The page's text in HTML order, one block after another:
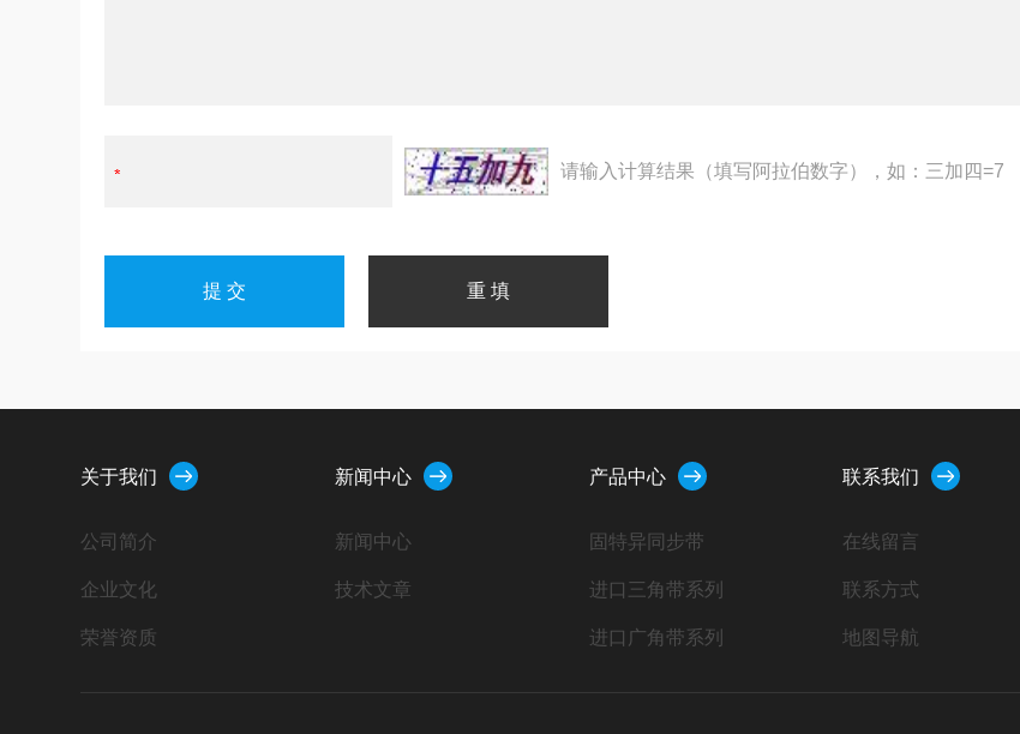
请输入计算结果（填写阿拉伯数字），如：三加四=7
关于我们
公司简介
企业文化
荣誉资质
新闻中心
新闻中心
技术文章
产品中心
固特异同步带
进口三角带系列
进口广角带系列
联系我们
在线留言
联系方式
地图导航